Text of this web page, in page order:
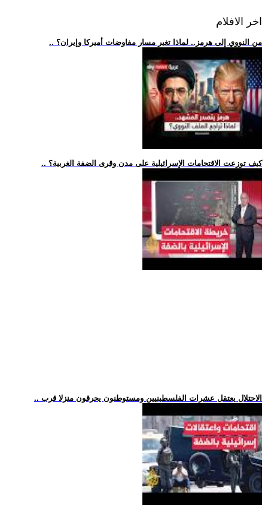
اخر الافلام
.. من النووي إلى هرمز.. لماذا تغير مسار مفاوضات أميركا وإيران؟
.. كيف توزعت الاقتحامات الإسرائيلية على مدن وقرى الضفة الغربية؟
.. الاحتلال يعتقل عشرات الفلسطينيين ومستوطنون يحرقون منزلا قرب